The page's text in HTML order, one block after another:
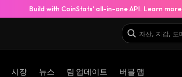
Build with CoinStats’ all-in-one API. Learn more
시장 뉴스 팀 업데이트 버블 맵